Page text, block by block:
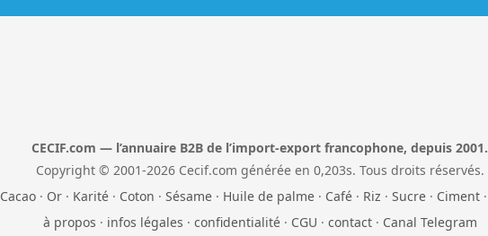
CECIF.com — l’annuaire B2B de l’import-export francophone, depuis 2001.
Copyright © 2001-2026 Cecif.com générée en 0,203s. Tous droits réservés.
Cacao· Or· Karité· Coton · Sésame· Huile de palme· Café· Riz · Sucre· Ciment·
à propos · infos légales · confidentialité· CGU · contact· Canal Telegram